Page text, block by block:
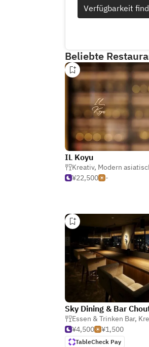
Verfügbarkeit
Beliebte
IL Koyu
Kreativ, Modern
¥22,500
-
Essen & Trinken Bar,
¥4,500
¥1,500
TableCheck Pay